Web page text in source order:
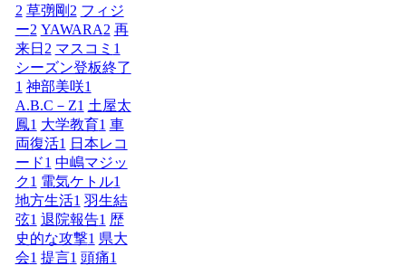
2 草彅剛 2 フィジ
ー2 YAWARA2 再
来日 2 マスコミ 1
シーズン登板終了
1 神部美咲1
A.B.C－Z1 土屋太
鳳1 大学教育1 車
両復活1 日本レコ
ード1 中嶋マジッ
ク1 電気ケトル1
地方生活1 羽生結
弦1 退院報告1 歴
史的な攻撃1 県大
会1 提言1 頭痛1